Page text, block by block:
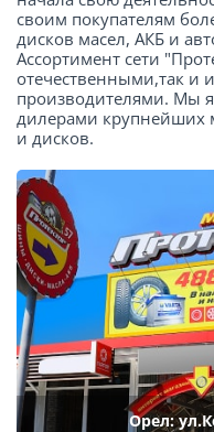
Орел:
своим покупателям
дисков масел, АКБ и
Ассортимент сети
отечественными,так и
производителями. Мы
дилерами крупнейших
и дисков.